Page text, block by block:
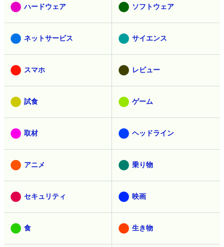
ハードウェア ソフトウェア
ネットサービス サイエンス
スマホ レビュー
試食 ゲーム
取材 ヘッドライン
アニメ 乗り物
セキュリティ 映画
食 生き物